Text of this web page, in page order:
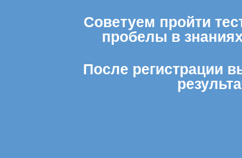
Советуем пройти
пробелы в
После регистрации